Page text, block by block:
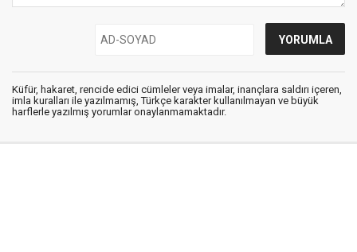
Küfür, hakaret, rencide edici cümleler veya imalar, inançlara saldırı içeren,
imla kuralları ile yazılmamış, Türkçe karakter kullanılmayan ve büyük
harflerle yazılmış yorumlar onaylanmamaktadır.